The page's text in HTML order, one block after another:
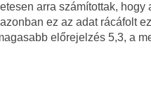
arra számítottak,
ez az adat rácáfolt
előrejelzés 5,3, a